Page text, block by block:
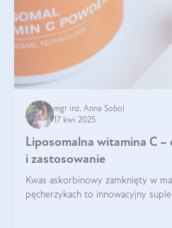
mgr inż. Anna Sobol
17 kwi 2025
Liposomalna witamina C –
i zastosowanie
Kwas askorbinowy zamknięty w
pęcherzykach to innowacyjny